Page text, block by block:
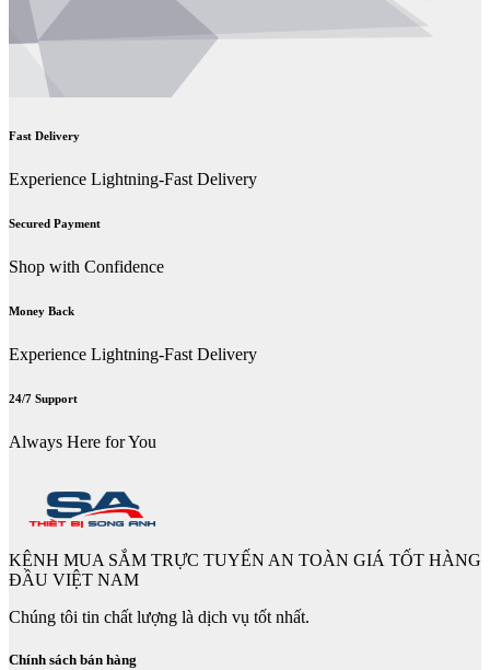
Fast Delivery
Experience Lightning-Fast Delivery
Secured Payment
Shop with Confidence
Money Back
Experience Lightning-Fast Delivery
24/7 Support
Always Here for You
KÊNH MUA SẮM TRỰC TUYẾN AN TOÀN GIÁ TỐT HÀNG
ĐẦU VIỆT NAM
Chúng tôi tin chất lượng là dịch vụ tốt nhất.
Chính sách bán hàng